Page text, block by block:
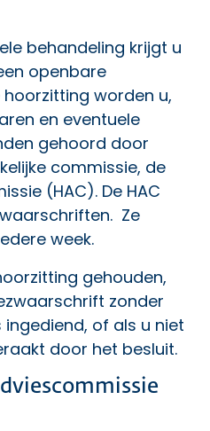
behandeling krijgt u
openbare
worden u,
en eventuele
gehoord door
commissie, de
(HAC). De HAC
Ze
week.
gehouden,
zonder
of als u niet
door het besluit.